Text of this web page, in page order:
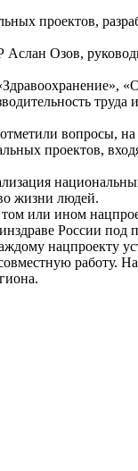
проектов,
Озов,
труда
вопросы,
проектов,
жизни людей.
или ином
России под
нацпроекту
работу.